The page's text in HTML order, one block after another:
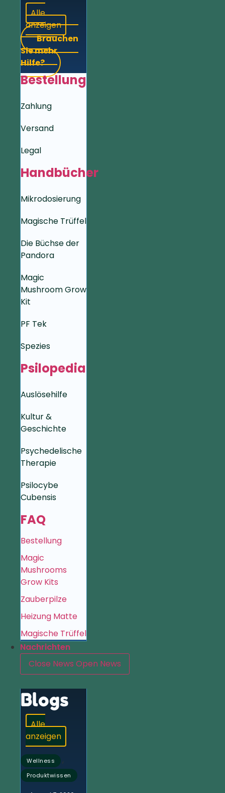
Alle
anzeigen
Brauchen
Sie mehr
Hilfe?
Bestellung
Zahlung
Versand
Legal
Handbücher
Mikrodosierung
Magische Trüffel
Die Büchse der
Pandora
Magic
Mushroom Grow
Kit
PF Tek
Spezies
Psilopedia
Auslösehilfe
Kultur &
Geschichte
Psychedelische
Therapie
Psilocybe
Cubensis
FAQ
Bestellung
Magic
Mushrooms
Grow Kits
Zauberpilze
Heizung Matte
Magische Trüffel
Nachrichten
Close News Open News
Blogs
Alle
anzeigen
Wellness ,
Produktwissen